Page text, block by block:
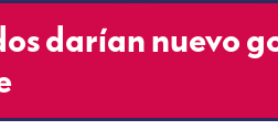
darían nuevo